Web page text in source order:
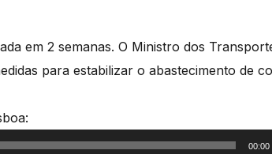
em 2 semanas. O Ministro dos
para estabilizar o abastecimento de
00:00